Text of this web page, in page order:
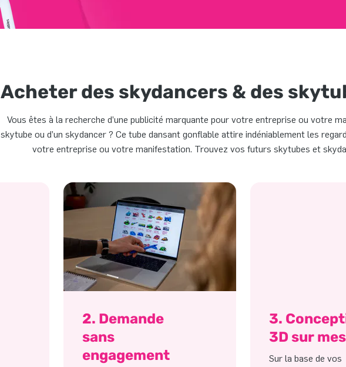
Acheter des skydancers & des
Vous êtes à la recherche d’une publicité marquante pour votre entreprise ou votre
skytube ou d’un skydancer ? Ce tube dansant gonflable attire indéniablement les
votre entreprise ou votre manifestation. Trouvez vos futurs skytubes et
2. Demande
sans
engagement
3.
3D sur
Sur la base de vos